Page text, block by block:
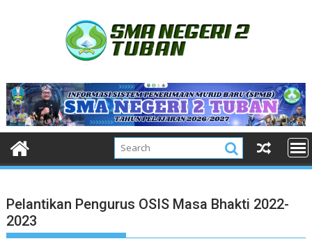
Pelantikan Pengurus OSIS Masa Bhakti 2022-
2023